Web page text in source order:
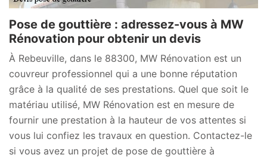
Pose de gouttière : adressez-vous à MW
Rénovation pour obtenir un devis
À Rebeuville, dans le 88300, MW Rénovation est un
couvreur professionnel qui a une bonne réputation
grâce à la qualité de ses prestations. Quel que soit le
matériau utilisé, MW Rénovation est en mesure de
fournir une prestation à la hauteur de vos attentes si
vous lui confiez les travaux en question. Contactez-le
si vous avez un projet de pose de gouttière à